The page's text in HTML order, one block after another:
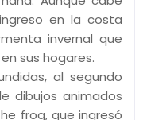
en la costa
invernal que
sus hogares.
al segundo
dibujos animados
frog, que ingresó